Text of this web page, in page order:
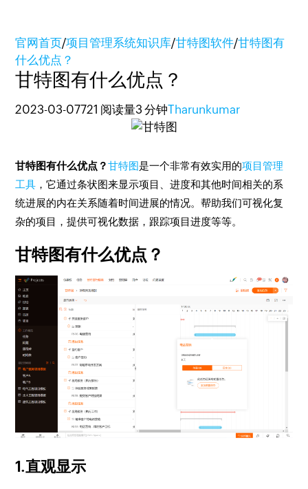
官网首页/项目管理系统知识库/甘特图软件/甘特图有
什么优点？
甘特图有什么优点？
2023-03-07721 阅读量3 分钟Tharunkumar
甘特图有什么优点？甘特图是一个非常有效实用的项目管理
工具 ，它通过条状图来显示项目、进度和其他时间相关的系
统进展的内在关系随着时间进展的情况。帮助我们可视化复
杂的项目，提供可视化数据，跟踪项目进度等等。
甘特图有什么优点？
1.直观显示